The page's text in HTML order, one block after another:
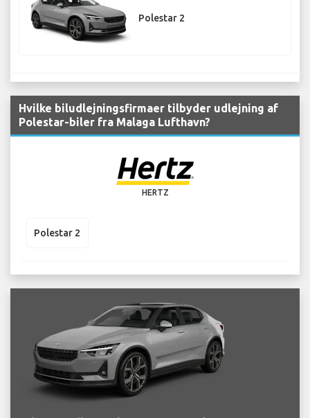
Polestar 2
Hvilke biludlejningsfirmaer tilbyder udlejning af
Polestar-biler fra Malaga Lufthavn?
HERTZ
Polestar 2